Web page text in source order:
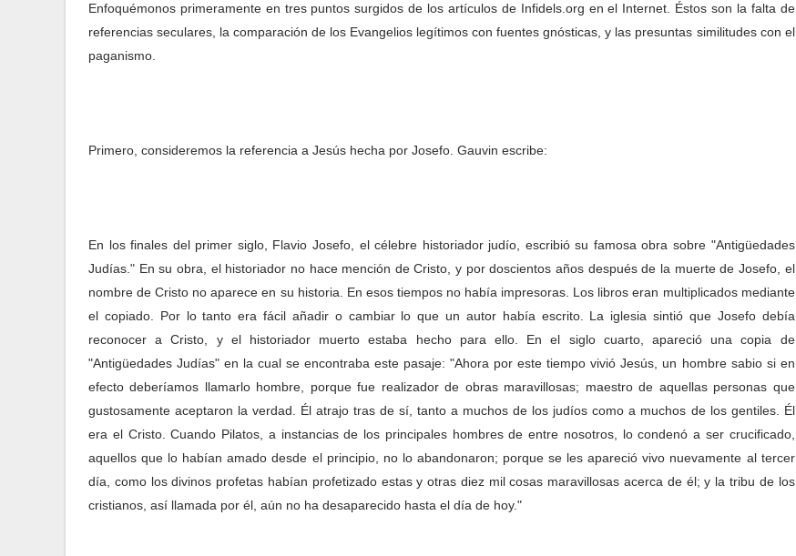
Enfoquémonos primeramente en tres puntos surgidos de los artículos de Infidels.org en el Internet. Éstos son la falta de
referencias seculares, la comparación de los Evangelios legítimos con fuentes gnósticas, y las presuntas similitudes con el
paganismo.
Primero, consideremos la referencia a Jesús hecha por Josefo. Gauvin escribe:
En los finales del primer siglo, Flavio Josefo, el célebre historiador judío, escribió su famosa obra sobre "Antigüedades
Judías." En su obra, el historiador no hace mención de Cristo, y por doscientos años después de la muerte de Josefo, el
nombre de Cristo no aparece en su historia. En esos tiempos no había impresoras. Los libros eran multiplicados mediante
el copiado. Por lo tanto era fácil añadir o cambiar lo que un autor había escrito. La iglesia sintió que Josefo debía
reconocer a Cristo, y el historiador muerto estaba hecho para ello. En el siglo cuarto, apareció una copia de
"Antigüedades Judías" en la cual se encontraba este pasaje: "Ahora por este tiempo vivió Jesús, un hombre sabio si en
efecto deberíamos llamarlo hombre, porque fue realizador de obras maravillosas; maestro de aquellas personas que
gustosamente aceptaron la verdad. Él atrajo tras de sí, tanto a muchos de los judíos como a muchos de los gentiles. Él
era el Cristo. Cuando Pilatos, a instancias de los principales hombres de entre nosotros, lo condenó a ser crucificado,
aquellos que lo habían amado desde el principio, no lo abandonaron; porque se les apareció vivo nuevamente al tercer
día, como los divinos profetas habían profetizado estas y otras diez mil cosas maravillosas acerca de él; y la tribu de los
cristianos, así llamada por él, aún no ha desaparecido hasta el día de hoy."